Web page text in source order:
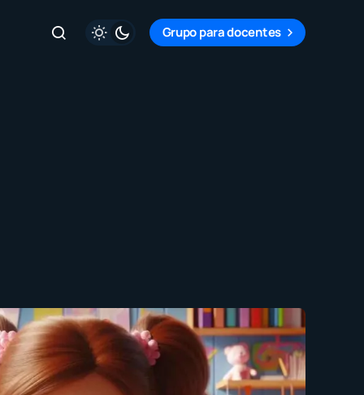
Grupo para docentes